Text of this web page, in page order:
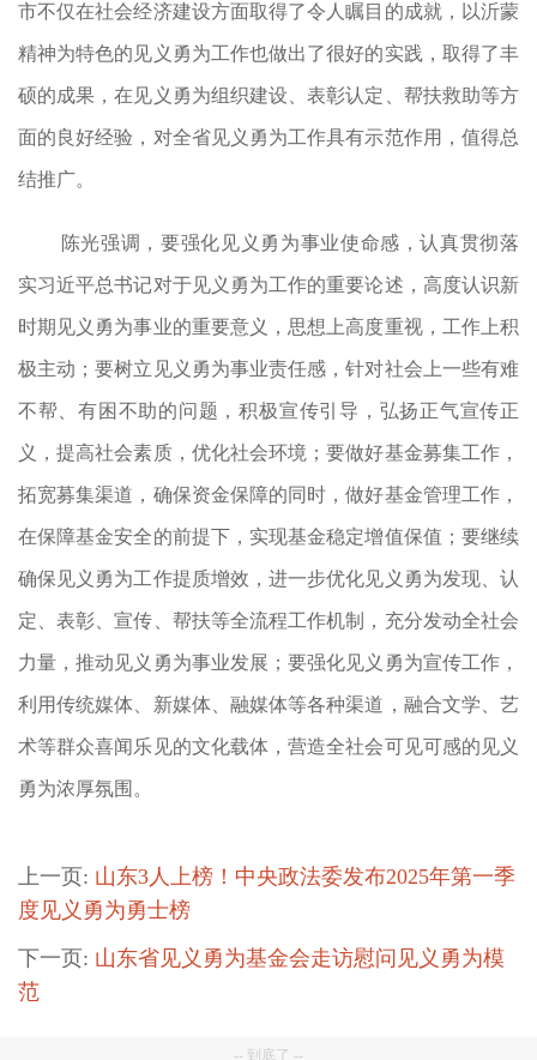
市不仅在社会经济建设方面取得了令人瞩目的成就，以沂蒙
精神为特色的见义勇为工作也做出了很好的实践，取得了丰
硕的成果，在见义勇为组织建设、表彰认定、帮扶救助等方
面的良好经验，对全省见义勇为工作具有示范作用，值得总
结推广。
陈光强调，要强化见义勇为事业使命感，认真贯彻落
实习近平总书记对于见义勇为工作的重要论述，高度认识新
时期见义勇为事业的重要意义，思想上高度重视，工作上积
极主动；要树立见义勇为事业责任感，针对社会上一些有难
不帮、有困不助的问题，积极宣传引导，弘扬正气宣传正
义，提高社会素质，优化社会环境；要做好基金募集工作，
拓宽募集渠道，确保资金保障的同时，做好基金管理工作，
在保障基金安全的前提下，实现基金稳定增值保值；要继续
确保见义勇为工作提质增效，进一步优化见义勇为发现、认
定、表彰、宣传、帮扶等全流程工作机制，充分发动全社会
力量，推动见义勇为事业发展；要强化见义勇为宣传工作，
利用传统媒体、新媒体、融媒体等各种渠道，融合文学、艺
术等群众喜闻乐见的文化载体，营造全社会可见可感的见义
勇为浓厚氛围。
上一页: 山东3人上榜！中央政法委发布2025年第一季
度见义勇为勇士榜
下一页: 山东省见义勇为基金会走访慰问见义勇为模
范
-- 到底了 --